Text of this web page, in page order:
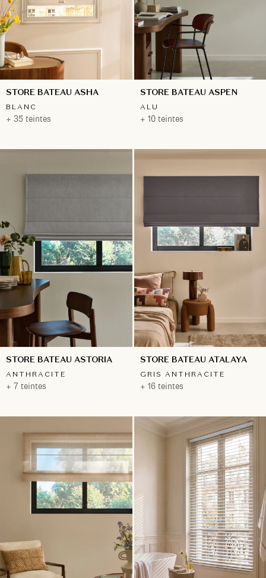
STORE BATEAU ASHA
BLANC
+ 35 teintes
STORE BATEAU ASPEN
ALU
+ 10 teintes
STORE BATEAU ASTORIA
ANTHRACITE
+ 7 teintes
STORE BATEAU ATALAYA
GRIS ANTHRACITE
+ 16 teintes